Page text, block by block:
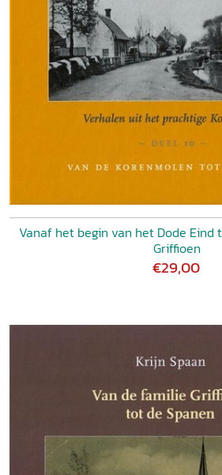
Vanaf het begin van het Dode
Griffioen
€29,00